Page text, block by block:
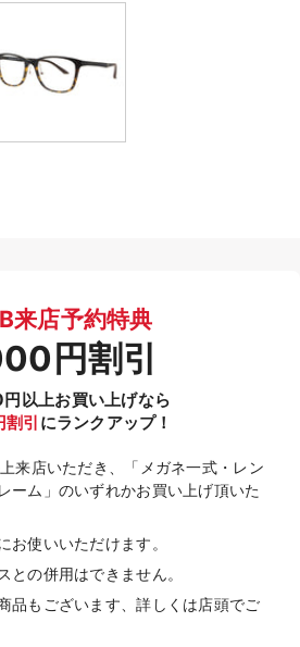
来店予約特典
円割引
以上お買い上げなら
引 にランクアップ！
来店いただき、「メガネ一式・レン
ーム」のいずれかお買い上げ頂いた
お使いいただけます。
との併用はできません。
品もございます、詳しくは店頭でご